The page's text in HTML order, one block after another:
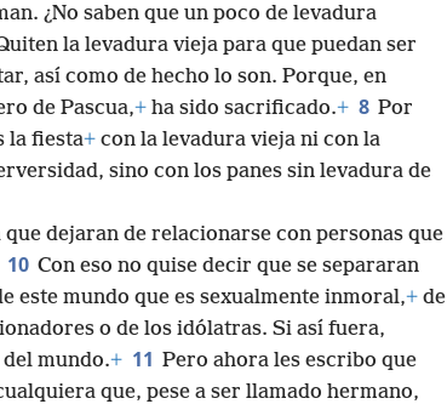
¿No saben que un poco de levadura
la levadura vieja para que puedan ser
así como de hecho lo son. Porque, en
de Pascua,+ ha sido sacrificado.+ 8 Por
la fiesta+ con la levadura vieja ni con la
sino con los panes sin levadura de
dejaran de relacionarse con personas que
10 Con eso no quise decir que se separaran
este mundo que es sexualmente inmoral,+ de
o de los idólatras. Si así fuera,
mundo.+ 11 Pero ahora les escribo que
que, pese a ser llamado hermano,